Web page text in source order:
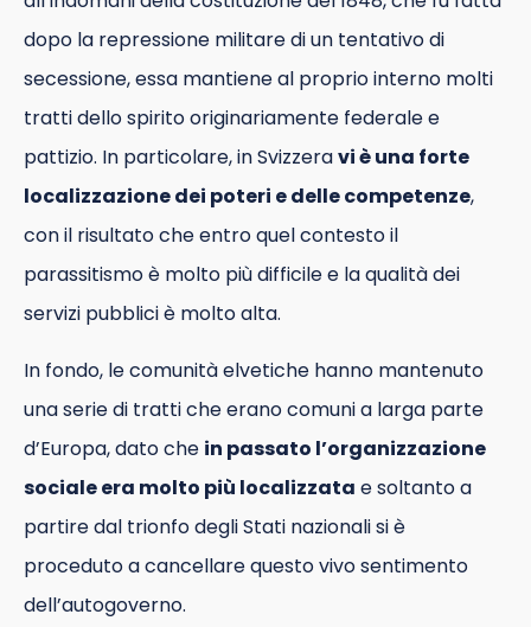
dopo la repressione militare di un tentativo di
secessione, essa mantiene al proprio interno molti
tratti dello spirito originariamente federale e
pattizio. In particolare, in Svizzeravi è una forte
localizzazione dei poteri e delle competenze,
con il risultato che entro quel contesto il
parassitismo è molto più difficile e la qualità dei
servizi pubblici è molto alta.
In fondo, le comunità elvetiche hanno mantenuto
una serie di tratti che erano comuni a larga parte
d’Europa, dato che in passato l’organizzazione
sociale era molto più localizzata e soltanto a
partire dal trionfo degli Stati nazionali si è
proceduto a cancellare questo vivo sentimento
dell’autogoverno.